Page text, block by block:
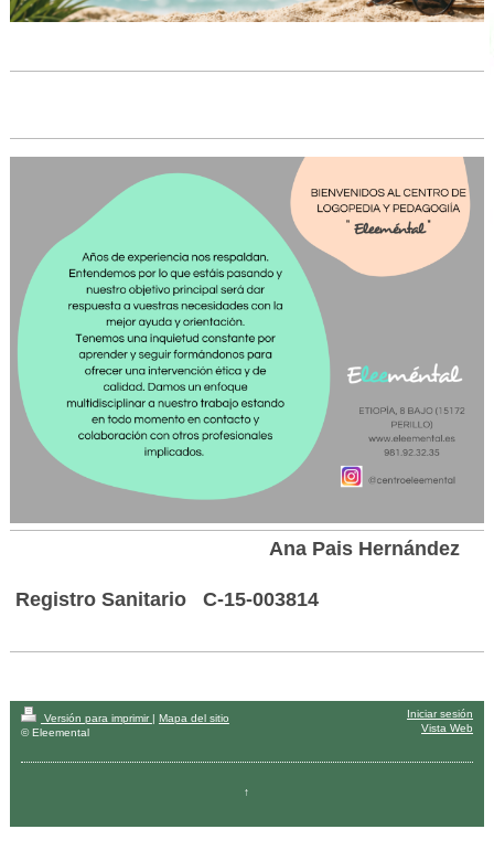
Ana Pais Hernández
Registro Sanitario C-15-003814
Versión para imprimir | Mapa del sitio
© Eleemental
Iniciar sesión
Vista Web
↑